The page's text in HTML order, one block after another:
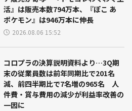
活』は販売本数794万本、『ぽこ あ
ポケモン』は946万本に伸長
2026.08.06 15:52
コロプラの決算説明資料より…3Q期
末の従業員数は前年同期比で201名
減、前四半期比で7名増の965名 人
件費・賞与費用の減少が利益率改善の
一因に